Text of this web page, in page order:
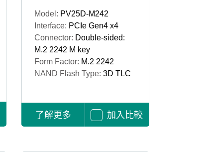
Model: PV25D-M242
Interface: PCIe Gen4 x4
Connector: Double-sided:
M.2 2242 M key
Form Factor: M.2 2242
NAND Flash Type: 3D TLC
了解更多 加入比較